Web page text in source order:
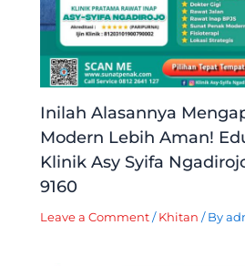
Inilah Alasannya
Modern Lebih Aman!
Klinik Asy Syifa
9160
Leave a Comment / Khitan / By